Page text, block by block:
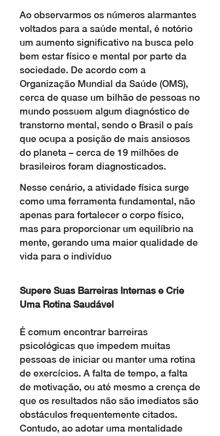
Ao observarmos os números alarmantes
voltados para a saúde mental, é notório
um aumento significativo na busca pelo
bem estar físico e mental por parte da
sociedade. De acordo com a
Organização Mundial da Saúde (OMS),
cerca de quase um bilhão de pessoas no
mundo possuem algum diagnóstico de
transtorno mental, sendo o Brasil o país
que ocupa a posição de mais ansiosos
do planeta – cerca de 19 milhões de
brasileiros foram diagnosticados.
Nesse cenário, a atividade física surge
como uma ferramenta fundamental, não
apenas para fortalecer o corpo físico,
mas para proporcionar um equilíbrio na
mente, gerando uma maior qualidade de
vida para o indivíduo
Supere Suas Barreiras Internas e Crie
Uma Rotina Saudável
É comum encontrar barreiras
psicológicas que impedem muitas
pessoas de iniciar ou manter uma rotina
de exercícios. A falta de tempo, a falta
de motivação, ou até mesmo a crença de
que os resultados não são imediatos são
obstáculos frequentemente citados.
Contudo, ao adotar uma mentalidade